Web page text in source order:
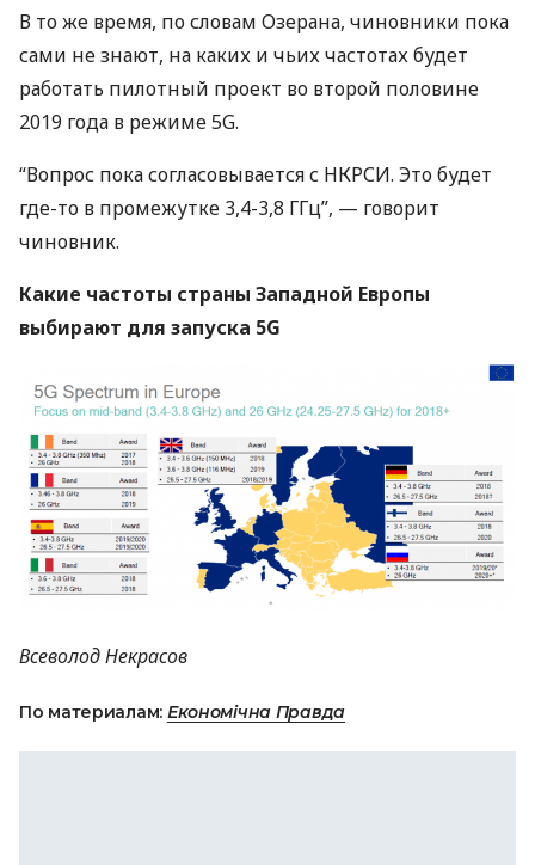
В то же время, по словам Озерана, чиновники пока
сами не знают, на каких и чьих частотах будет
работать пилотный проект во второй половине
2019 года в режиме 5G.
“Вопрос пока согласовывается с НКРСИ. Это будет
где-то в промежутке 3,4-3,8 ГГц”, — говорит
чиновник.
Какие частоты страны Западной Европы
выбирают для запуска 5G
Всеволод Некрасов
По материалам: Економічна Правда